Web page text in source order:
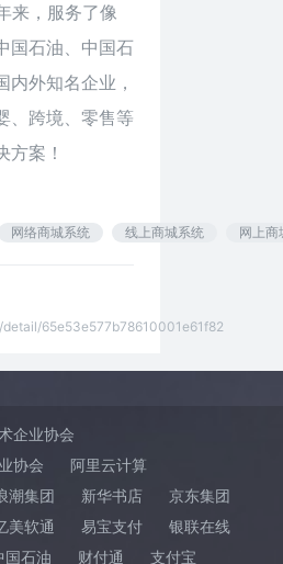
来，服务了像
国石油、中国石
外知名企业，
、跨境、零售等
方案！
网络商城系统 线上商城系统 网上商
65e53e577b78610001e61f82
企业协会
协会
阿里云计算
潮集团 新华书店
京东集团
美软通 易宝支付
银联在线
国石油 财付通 支付宝